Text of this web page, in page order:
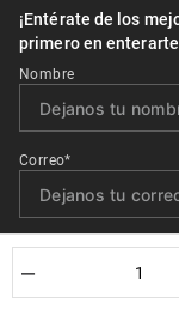
－
¡Entérate de los
primero en
Nombre
Correo*
Quiero recibir